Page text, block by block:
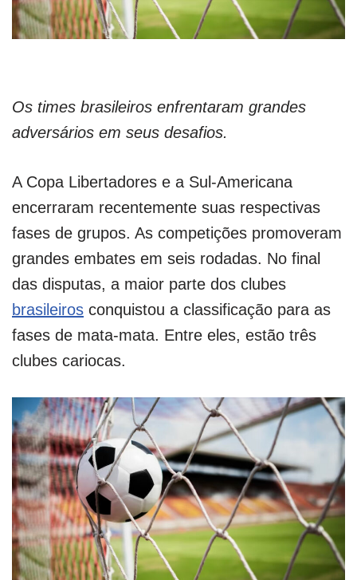
Os times brasileiros enfrentaram grandes
adversários em seus desafios.
A Copa Libertadores e a Sul-Americana
encerraram recentemente suas respectivas
fases de grupos. As competições promoveram
grandes embates em seis rodadas. No final
das disputas, a maior parte dos clubes
brasileiros conquistou a classificação para as
fases de mata-mata. Entre eles, estão três
clubes cariocas.